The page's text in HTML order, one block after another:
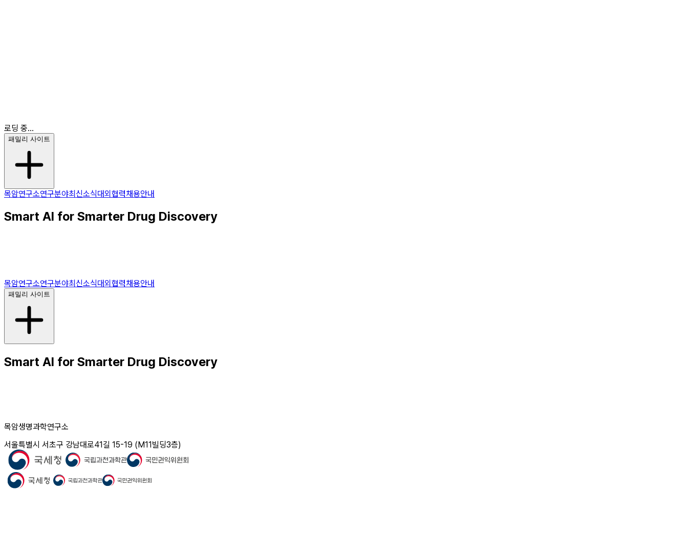
로딩 중...
패밀리 사이트
목암연구소연구분야최신소식대외협력채용안내
Smart AI for Smarter Drug Discovery
목암연구소연구분야최신소식대외협력채용안내
패밀리 사이트
Smart AI for Smarter Drug Discovery
목암생명과학연구소
서울특별시 서초구 강남대로41길 15-19 (M11빌딩3층)